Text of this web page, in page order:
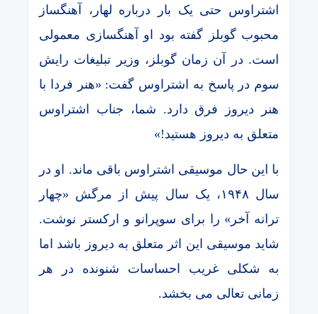
اشتراوس حتی یک بار درباره لهار، آهنگساز
محبوب گوبلز گفته بود او آهنگسازی معمولی
است. در آن زمان گوبلز، وزیر تبلیغات رایش
سوم در پاسخ به اشتراوس گفت: «هنر فردا با
هنر دیروز فرق دارد. شما، جناب اشتراوس
متعلق به دیروز هستید!»
با این حال موسیقی اشتراوس باقی ماند. او در
سال ۱۹۴۸، یک سال پیش از مرگش «چهار
ترانه آخر» را برای سوپرانو و ارکستر نوشت.
شاید موسیقی این اثر متعلق به دیروز باشد اما
به شکلی غریب احساسات شنونده در هر
زمانی تعالی می بخشد.